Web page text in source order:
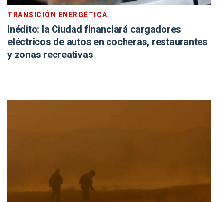
TRANSICIÓN ENERGÉTICA
Inédito: la Ciudad financiará cargadores
eléctricos de autos en cocheras, restaurantes
y zonas recreativas